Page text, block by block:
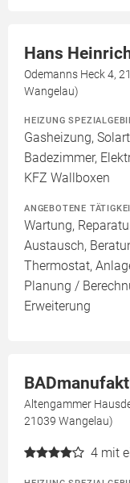
Hans
Odemanns Heck 4,
Wangelau)
HEIZUNG
Gasheizung,
Badezimmer,
KFZ Wallboxen
ANGEBOTENE
Wartung,
Austausch,
Thermostat,
Planung /
Erweiterung
Altengammer
21039 Wangelau)
4 mit